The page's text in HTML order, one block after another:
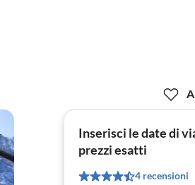
Inserisci le date di
prezzi esatti
4 recensioni